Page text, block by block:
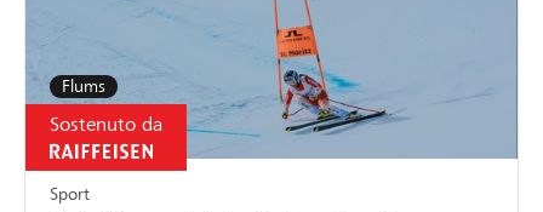
Flums
Sostenuto da
Sport